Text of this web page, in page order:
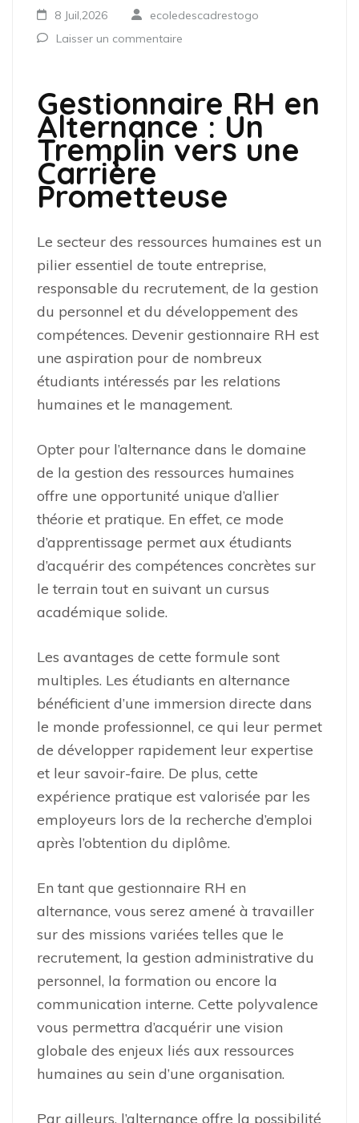
8 Juil,2026
ecoledescadrestogo
Laisser un commentaire
Gestionnaire RH en
Alternance : Un
Tremplin vers une
Carrière
Prometteuse
Le secteur des ressources humaines est un
pilier essentiel de toute entreprise,
responsable du recrutement, de la gestion
du personnel et du développement des
compétences. Devenir gestionnaire RH est
une aspiration pour de nombreux
étudiants intéressés par les relations
humaines et le management.
Opter pour l’alternance dans le domaine
de la gestion des ressources humaines
offre une opportunité unique d’allier
théorie et pratique. En effet, ce mode
d’apprentissage permet aux étudiants
d’acquérir des compétences concrètes sur
le terrain tout en suivant un cursus
académique solide.
Les avantages de cette formule sont
multiples. Les étudiants en alternance
bénéficient d’une immersion directe dans
le monde professionnel, ce qui leur permet
de développer rapidement leur expertise
et leur savoir-faire. De plus, cette
expérience pratique est valorisée par les
employeurs lors de la recherche d’emploi
après l’obtention du diplôme.
En tant que gestionnaire RH en
alternance, vous serez amené à travailler
sur des missions variées telles que le
recrutement, la gestion administrative du
personnel, la formation ou encore la
communication interne. Cette polyvalence
vous permettra d’acquérir une vision
globale des enjeux liés aux ressources
humaines au sein d’une organisation.
Par ailleurs, l’alternance offre la possibilité